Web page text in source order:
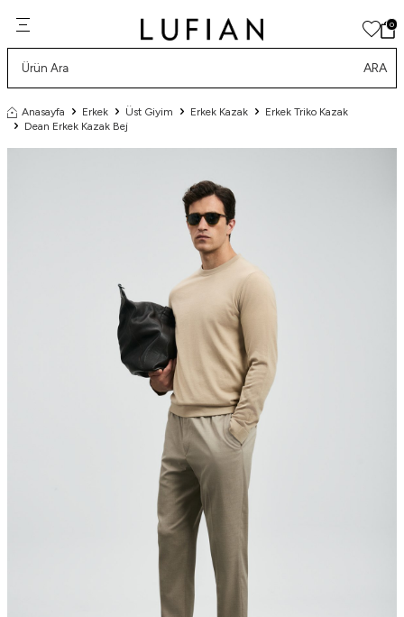
0
ARA
Anasayfa Erkek Üst Giyim Erkek Kazak
Erkek Triko Kazak
Dean Erkek Kazak Bej